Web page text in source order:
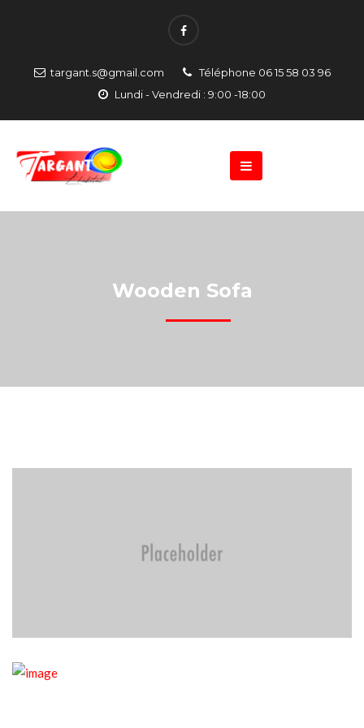
targant.s@gmail.com
Téléphone 06 15 58 03 96
Lundi - Vendredi : 9:00 -18:00
Wooden Sofa